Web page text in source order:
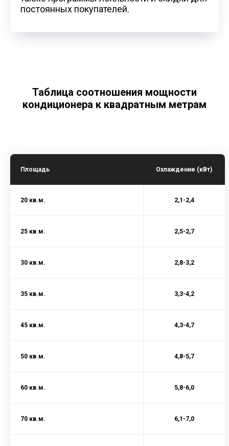
постоянных покупателей.
Таблица соотношения мощности
кондиционера к квадратным метрам
Площадь Охлаждение (кВт)
20 кв.м. 2,1-2,4
25 кв.м. 2,5-2,7
30 кв.м. 2,8-3,2
35 кв.м. 3,3-4,2
45 кв.м. 4,3-4,7
50 кв.м. 4,8-5,7
60 кв.м. 5,8-6,0
70 кв.м. 6,1-7,0